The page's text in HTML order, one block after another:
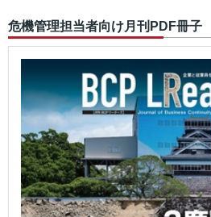
危機管理担当者向け月刊PDF冊子